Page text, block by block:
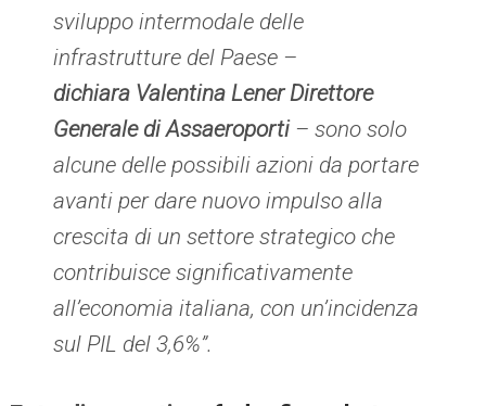
sviluppo intermodale delle
infrastrutture del Paese –
dichiara Valentina Lener Direttore
Generale di Assaeroporti – sono solo
alcune delle possibili azioni da portare
avanti per dare nuovo impulso alla
crescita di un settore strategico che
contribuisce significativamente
all’economia italiana, con un’incidenza
sul PIL del 3,6%”.